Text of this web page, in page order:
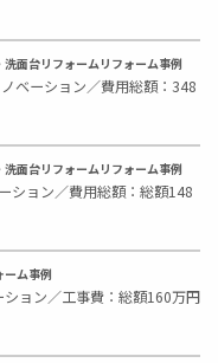
洗面台リフォームリフォーム事例
ベーション／費用総額：348
洗面台リフォームリフォーム事例
ション／費用総額：総額148
ーム事例
ョン／工事費：総額160万円